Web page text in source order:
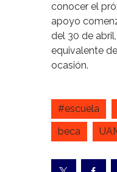
conocer el
apoyo
del 30 de
equivalente
ocasión.
#escuela
beca